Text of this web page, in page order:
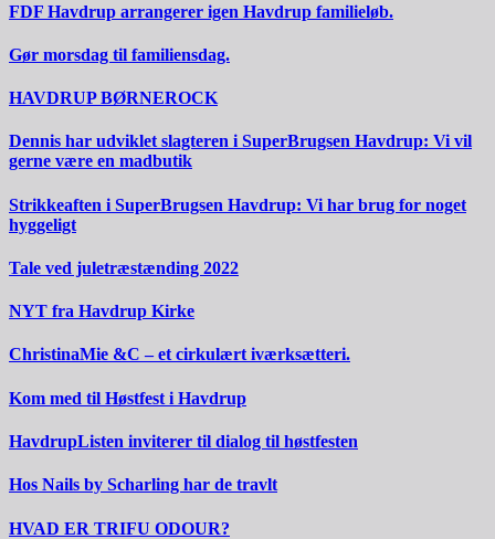
FDF Havdrup arrangerer igen Havdrup familieløb.
Gør morsdag til familiensdag.
HAVDRUP BØRNEROCK
Dennis har udviklet slagteren i SuperBrugsen Havdrup: Vi vil
gerne være en madbutik
Strikkeaften i SuperBrugsen Havdrup: Vi har brug for noget
hyggeligt
Tale ved juletræstænding 2022
NYT fra Havdrup Kirke
ChristinaMie &C – et cirkulært iværksætteri.
Kom med til Høstfest i Havdrup
HavdrupListen inviterer til dialog til høstfesten
Hos Nails by Scharling har de travlt
HVAD ER TRIFU ODOUR?